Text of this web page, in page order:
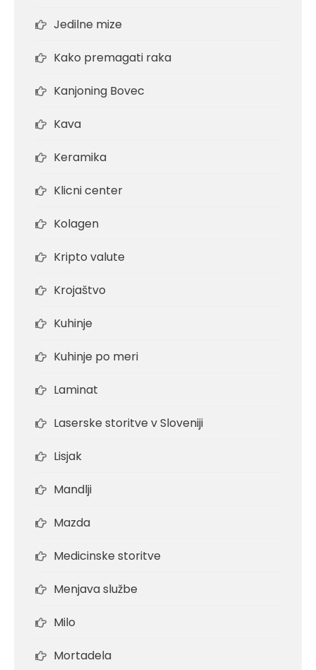
Jedilne mize
Kako premagati raka
Kanjoning Bovec
Kava
Keramika
Klicni center
Kolagen
Kripto valute
Krojaštvo
Kuhinje
Kuhinje po meri
Laminat
Laserske storitve v Sloveniji
Lisjak
Mandlji
Mazda
Medicinske storitve
Menjava službe
Milo
Mortadela